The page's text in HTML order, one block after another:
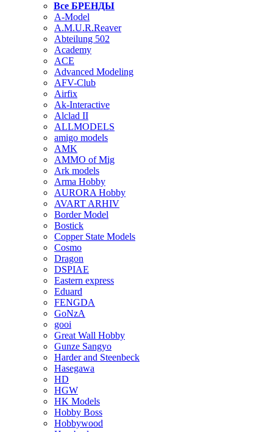
Все БРЕНДЫ
A-Model
A.M.U.R.Reaver
Abteilung 502
Academy
ACE
Advanced Modeling
AFV-Club
Airfix
Ak-Interactive
Alclad II
ALLMODELS
amigo models
AMK
AMMO of Mig
Ark models
Arma Hobby
AURORA Hobby
AVART ARHIV
Border Model
Bostick
Copper State Models
Cosmo
Dragon
DSPIAE
Eastern express
Eduard
FENGDA
GoNzA
gooi
Great Wall Hobby
Gunze Sangyo
Harder and Steenbeck
Hasegawa
HD
HGW
HK Models
Hobby Boss
Hobbywood